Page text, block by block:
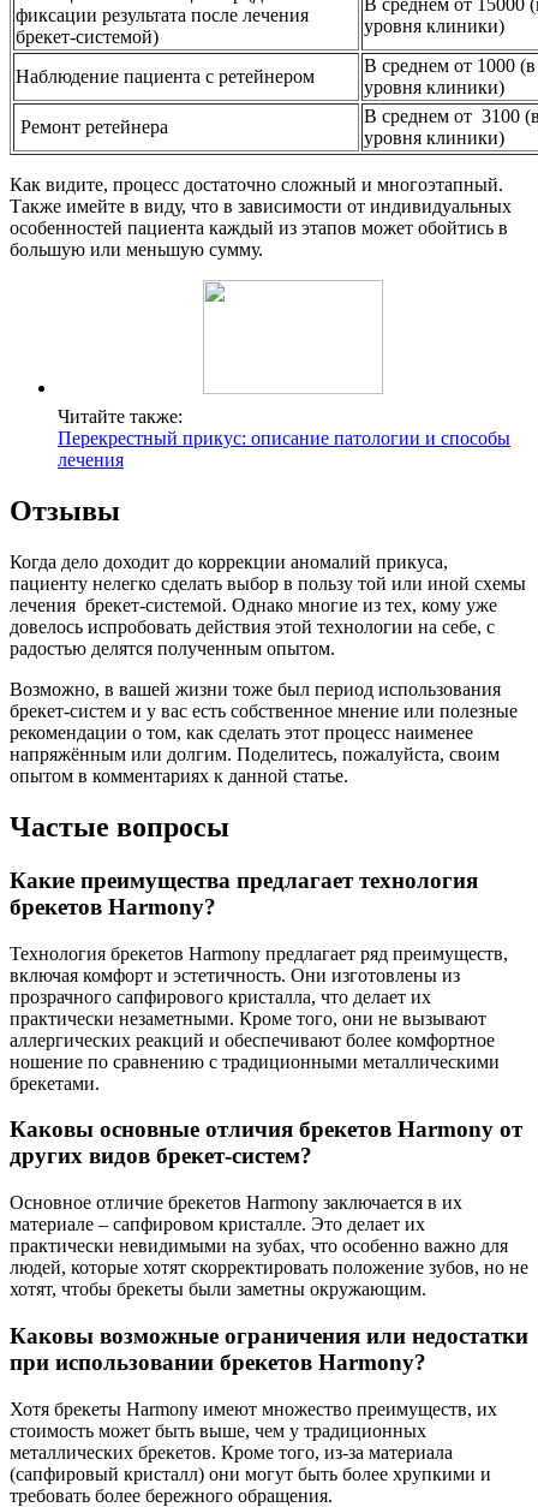
фиксации результата после лечения
брекет-системой)
В среднем от 15000
уровня клиники)
Наблюдение пациента с ретейнером
В среднем от 1000
уровня клиники)
Ремонт ретейнера
В среднем от 3100
уровня клиники)
Как видите, процесс достаточно сложный и многоэтапный.
Также имейте в виду, что в зависимости от индивидуальных
особенностей пациента каждый из этапов может обойтись в
большую или меньшую сумму.
Читайте также:
Перекрестный прикус: описание патологии и способы
лечения
Отзывы
Когда дело доходит до коррекции аномалий прикуса,
пациенту нелегко сделать выбор в пользу той или иной схемы
лечения брекет-системой. Однако многие из тех, кому уже
довелось испробовать действия этой технологии на себе, с
радостью делятся полученным опытом.
Возможно, в вашей жизни тоже был период использования
брекет-систем и у вас есть собственное мнение или полезные
рекомендации о том, как сделать этот процесс наименее
напряжённым или долгим. Поделитесь, пожалуйста, своим
опытом в комментариях к данной статье.
Частые вопросы
Какие преимущества предлагает технология
брекетов Harmony?
Технология брекетов Harmony предлагает ряд преимуществ,
включая комфорт и эстетичность. Они изготовлены из
прозрачного сапфирового кристалла, что делает их
практически незаметными. Кроме того, они не вызывают
аллергических реакций и обеспечивают более комфортное
ношение по сравнению с традиционными металлическими
брекетами.
Каковы основные отличия брекетов Harmony от
других видов брекет-систем?
Основное отличие брекетов Harmony заключается в их
материале – сапфировом кристалле. Это делает их
практически невидимыми на зубах, что особенно важно для
людей, которые хотят скорректировать положение зубов, но не
хотят, чтобы брекеты были заметны окружающим.
Каковы возможные ограничения или недостатки
при использовании брекетов Harmony?
Хотя брекеты Harmony имеют множество преимуществ, их
стоимость может быть выше, чем у традиционных
металлических брекетов. Кроме того, из-за материала
(сапфировый кристалл) они могут быть более хрупкими и
требовать более бережного обращения.